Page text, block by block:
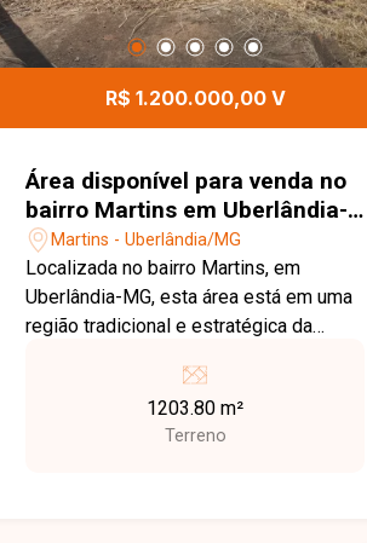
R$ 1.200.000,00 V
Área disponível para venda no
bairro Martins em Uberlândia-
MGMartins - Uberlândia/MG
Localizada no bairro Martins, em
Uberlândia-MG, esta área está em uma
região tradicional e estratégica da
fácil acesso às principais avenidas e
proximidade com hospitais,
supermercados, escolas, comércios e
1203.80 m²
Terreno